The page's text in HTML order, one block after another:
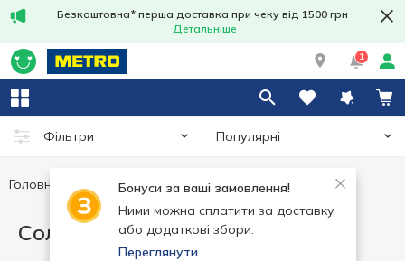
Безкоштовна* перша доставка при чеку від 1500 грн
Детальніше
1
Фільтри Популярні
Бонуси за ваші замовлення!
Ними можна сплатити за доставку
або додаткові збори.
Переглянути
Головна Солодощі
Солодощі